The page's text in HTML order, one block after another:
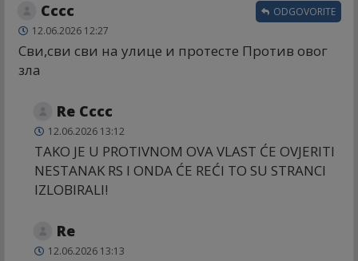
Сссс
12.06.2026 12:27
Сви,сви сви на улице и протесте Против овог
зла
ODGOVORITE
Re Cccc
12.06.2026 13:12
TAKO JE U PROTIVNOM OVA VLAST ĆE OVJERITI
NESTANAK RS I ONDA ĆE REĆI TO SU STRANCI
IZLOBIRALI!
Re
12.06.2026 13:13